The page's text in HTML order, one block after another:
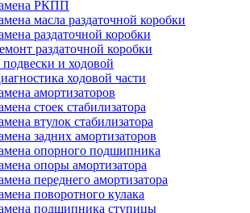
РКПП
масла раздаточной коробки
раздаточной коробки
раздаточной коробки
и ходовой
ходовой части
амортизаторов
стоек стабилизатора
втулок стабилизатора
задних амортизаторов
опорного подшипника
опоры амортизатора
переднего амортизатора
поворотного кулака
подшипника ступицы